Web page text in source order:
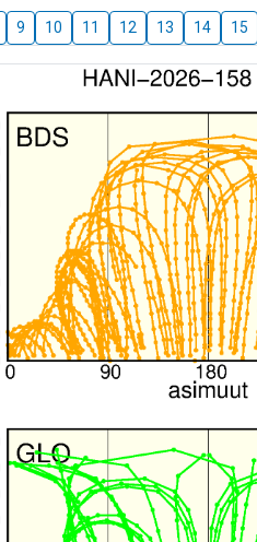
9 10 11 12 13 14 15